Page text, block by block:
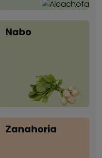
Nabo
Zanahoria